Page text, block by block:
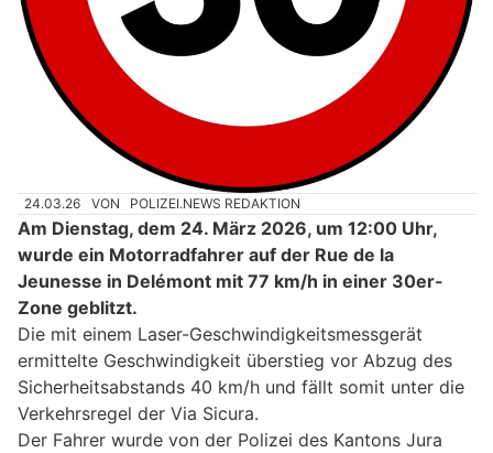
24.03.26 VON POLIZEI.NEWS REDAKTION
Am Dienstag, dem 24. März 2026, um 12:00 Uhr,
wurde ein Motorradfahrer auf der Rue de la
Jeunesse in Delémont mit 77 km/h in einer 30er-
Zone geblitzt.
Die mit einem Laser-Geschwindigkeitsmessgerät
ermittelte Geschwindigkeit überstieg vor Abzug des
Sicherheitsabstands 40 km/h und fällt somit unter die
Verkehrsregel der Via Sicura.
Der Fahrer wurde von der Polizei des Kantons Jura